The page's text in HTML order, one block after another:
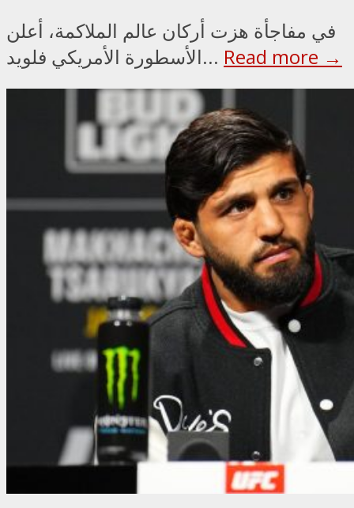
في مفاجأة هزت أركان عالم الملاكمة، أعلن
الأسطورة الأمريكي فلويد... Read more →